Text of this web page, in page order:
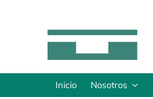
Inicio Nosotros